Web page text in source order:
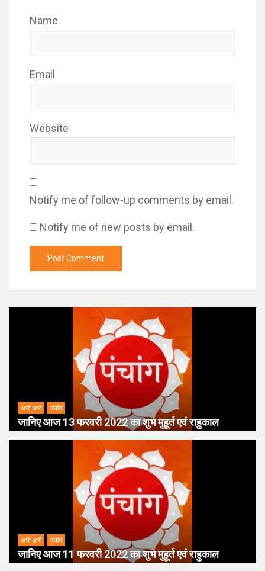
Name
Email
Website
Notify me of follow-up comments by email.
Notify me of new posts by email.
अभी अभी पंचांग
जानिए आज 13 फरवरी 2022 का शुभ मुहूर्त एवं राहुकाल
अभी अभी पंचांग
जानिए आज 11 फरवरी 2022 का शुभ मुहूर्त एवं राहुकाल